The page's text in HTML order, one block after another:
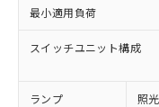
最小適用負荷
スイッチユニット構成
ランプ 照